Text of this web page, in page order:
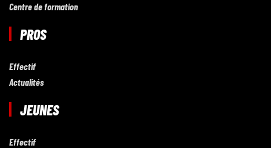
Centre de formation
PROS
Effectif
Actualités
JEUNES
Effectif